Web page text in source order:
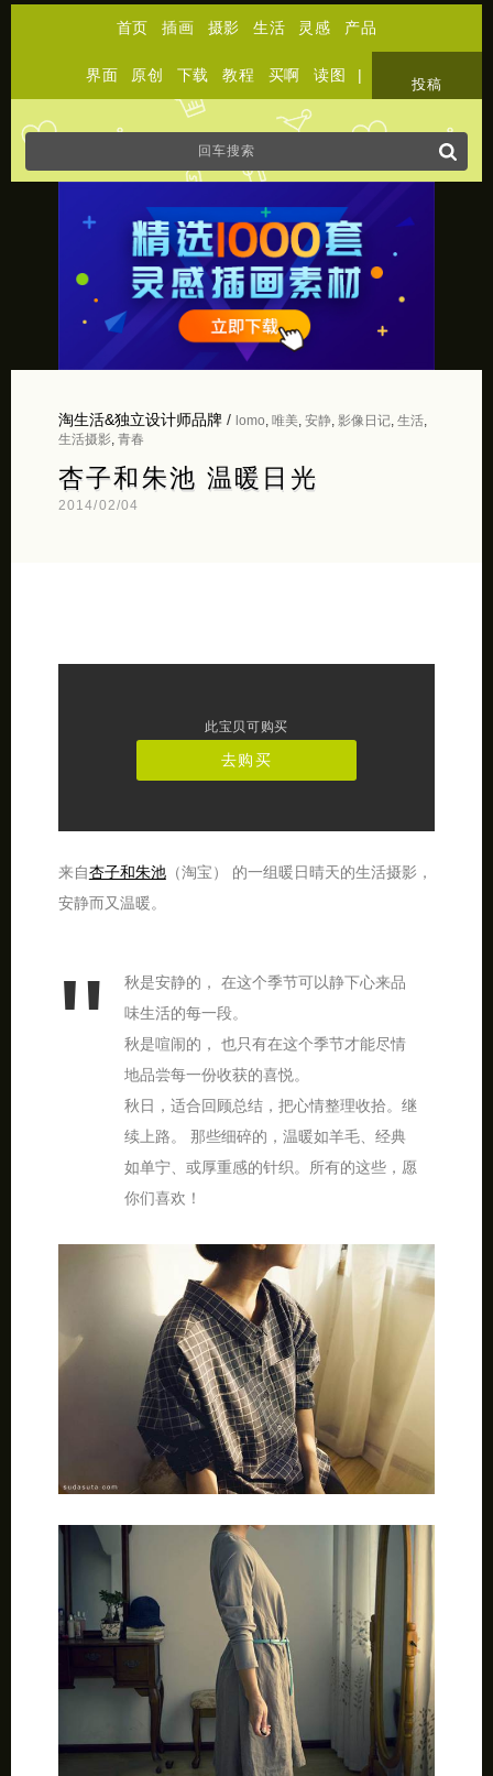
首页 插画 摄影 生活 灵感 产品
界面 原创 下载 教程 买啊 读图 |
投稿
淘生活&独立设计师品牌/ lomo 唯美, 安静, 影像日记, 生活,
生活摄影, 青春
杏子和朱池 温暖日光
2014/02/04
此宝贝可购买
去购买
来自杏子和朱池（淘宝） 的一组暖日晴天的生活摄影，
安静而又温暖。
秋是安静的， 在这个季节可以静下心来品
味生活的每一段。
秋是喧闹的， 也只有在这个季节才能尽情
地品尝每一份收获的喜悦。
秋日，适合回顾总结，把心情整理收拾。继
续上路。 那些细碎的，温暖如羊毛、经典
如单宁、或厚重感的针织。所有的这些，愿
你们喜欢！